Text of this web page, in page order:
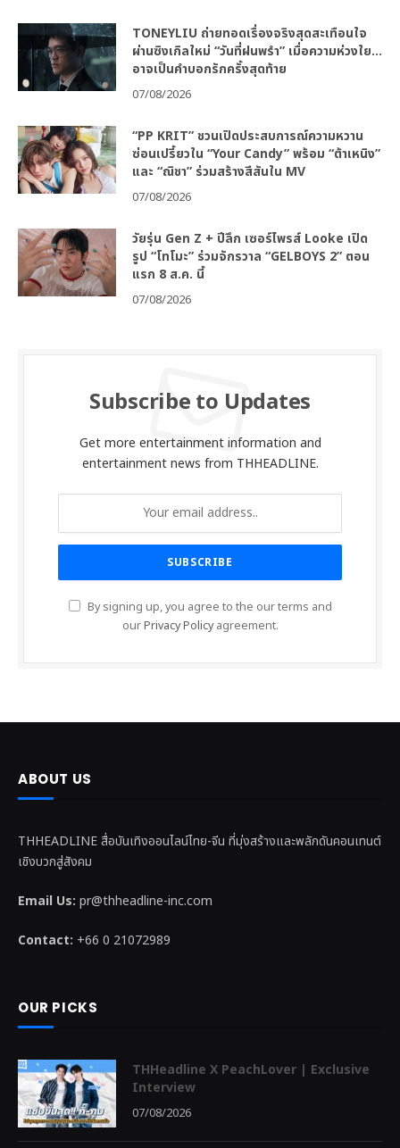
TONEYLIU ถ่ายทอดเรื่องจริงสุดสะเทือนใจ
ผ่านซิงเกิลใหม่ “วันที่ฝนพรำ” เมื่อความห่วงใย…
อาจเป็นคำบอกรักครั้งสุดท้าย
07/08/2026
“PP KRIT” ชวนเปิดประสบการณ์ความหวาน
ซ่อนเปรี้ยวใน “Your Candy” พร้อม “ต้าเหนิง”
และ “ณิชา” ร่วมสร้างสีสันใน MV
07/08/2026
วัยรุ่น Gen Z + ปีลึก เซอร์ไพรส์ Looke เปิด
รูป “โทโมะ” ร่วมจักรวาล “GELBOYS 2” ตอน
แรก 8 ส.ค. นี้
07/08/2026
Subscribe to Updates
Get more entertainment information and
entertainment news from THHEADLINE.
By signing up, you agree to the our terms and
ourPrivacy Policyagreement.
ABOUT US
THHEADLINE สื่อบันเทิงออนไลน์ไทย-จีน ที่มุ่งสร้างและพลักดันคอนเทนต์
เชิงบวกสู่สังคม
Email Us: pr@thheadline-inc.com
Contact: +66 0 21072989
OUR PICKS
THHeadline X PeachLover | Exclusive
Interview
07/08/2026